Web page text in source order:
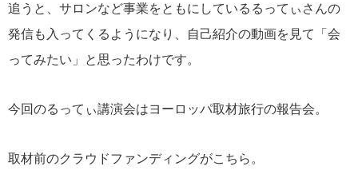
追うと、サロンなど事業をともにしているるってぃさんの
発信も入ってくるようになり、自己紹介の動画を見て「会
ってみたい」と思ったわけです。
今回のるってぃ講演会はヨーロッパ取材旅行の報告会。
取材前のクラウドファンディングがこちら。